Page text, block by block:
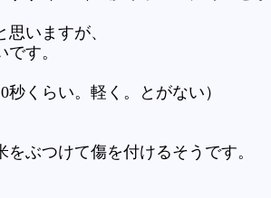
いますが、
す。
くらい。軽く。とがない）
ぶつけて傷を付けるそうです。